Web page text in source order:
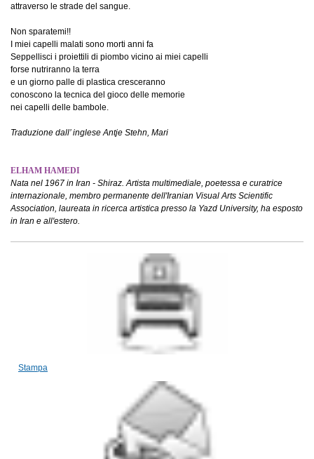
attraverso le strade del sangue.
Non sparatemi!!
I miei capelli malati sono morti anni fa
Seppellisci i proiettili di piombo vicino ai miei capelli
forse nutriranno la terra
e un giorno palle di plastica cresceranno
conoscono la tecnica del gioco delle memorie
nei capelli delle bambole.
Traduzione dall’ inglese Antje Stehn, Mari
ELHAM HAMEDI
Nata nel 1967 in Iran - Shiraz. Artista multimediale, poetessa e curatrice
internazionale, membro permanente dell'Iranian Visual Arts Scientific
Association, laureata in ricerca artistica presso la Yazd University, ha esposto
in Iran e all'estero.
Stampa